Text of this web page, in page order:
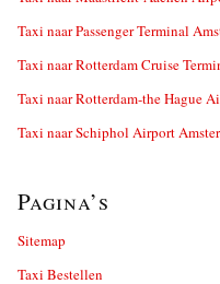
Taxi naar Passenger Terminal
Taxi naar Rotterdam Cruise
Taxi naar Rotterdam-the Hague
Taxi naar Schiphol Airport
Pagina’s
Sitemap
Taxi Bestellen